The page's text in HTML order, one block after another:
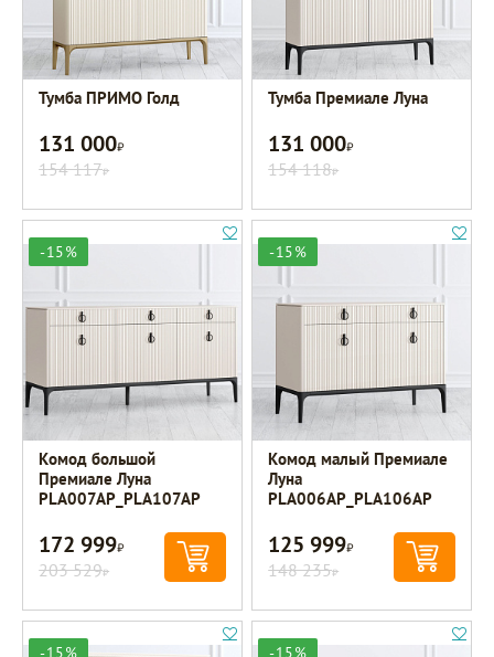
Тумба ПРИМО Голд
131 000Р
154 117Р
Тумба Премиале Луна
131 000Р
154 118Р
-15%
Комод большой
Премиале Луна
PLA007AP_PLA107AP
172 999Р
203 529Р
-15%
Комод малый Премиале
Луна
PLA006AP_PLA106AP
125 999Р
148 235Р